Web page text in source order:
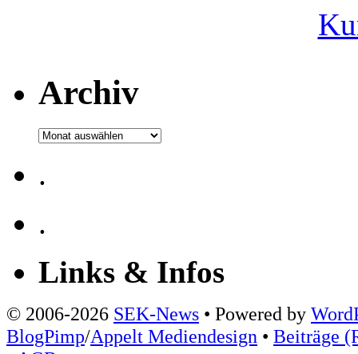
Archiv
Archiv
.
.
Links & Infos
© 2006-2026 SEK-News • Powered by
BlogPimp/Appelt Mediendesign • Beiträge